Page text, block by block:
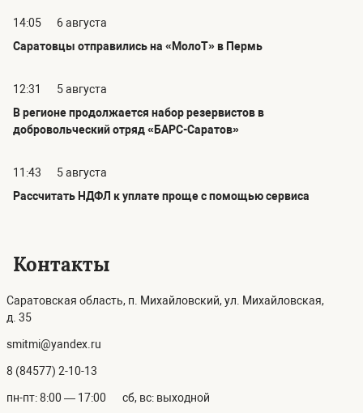
14:05
6 августа
Саратовцы отправились на «МолоТ» в Пермь
12:31
5 августа
В регионе продолжается набор резервистов в
добровольческий отряд «БАРС-Саратов»
11:43
5 августа
Рассчитать НДФЛ к уплате проще с помощью сервиса
Контакты
Саратовская область, п. Михайловский, ул. Михайловская,
д. 35
smitmi@yandex.ru
8 (84577) 2-10-13
пн-пт: 8:00 — 17:00 сб, вс: выходной